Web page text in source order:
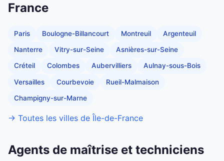
France
Paris Boulogne-Billancourt Montreuil Argenteuil
Nanterre Vitry-sur-Seine Asnières-sur-Seine
Créteil Colombes Aubervilliers Aulnay-sous-Bois
Versailles Courbevoie Rueil-Malmaison
Champigny-sur-Marne
→ Toutes les villes de Île-de-France
Agents de maîtrise et techniciens